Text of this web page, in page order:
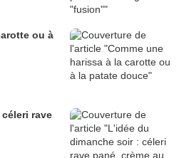
ou à
rave